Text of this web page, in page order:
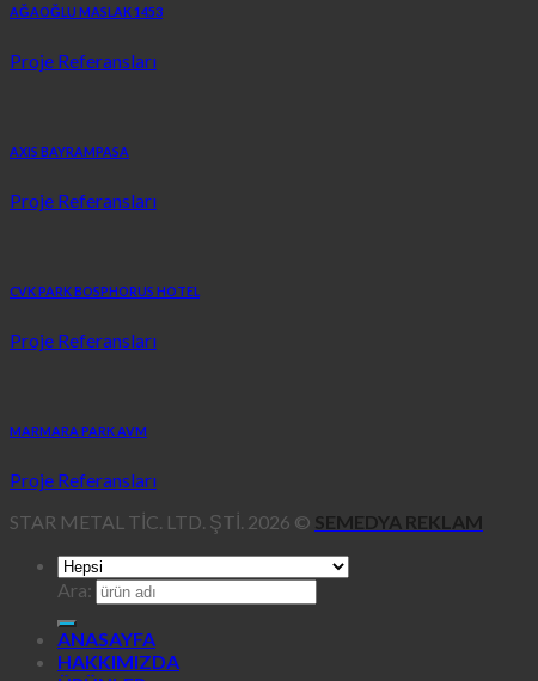
AĞAOĞLU MASLAK 1453
Proje Referansları
AXIS BAYRAMPASA
Proje Referansları
CVK PARK BOSPHORUS HOTEL
Proje Referansları
MARMARA PARK AVM
Proje Referansları
STAR METAL TİC. LTD. ŞTİ. 2026 © SEMEDYA REKLAM
Ara:
ANASAYFA
HAKKIMIZDA